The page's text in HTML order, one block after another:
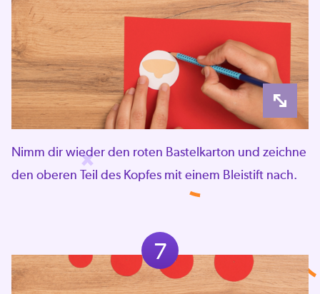
Nimm dir wieder den roten Bastelkarton und zeichne
den oberen Teil des Kopfes mit einem Bleistift nach.
7